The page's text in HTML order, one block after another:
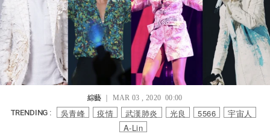
綜藝｜ MAR 03 , 2020 00:00
TRENDING : 吳青峰 疫情 武漢肺炎 光良 5566
宇宙人
A-Lin